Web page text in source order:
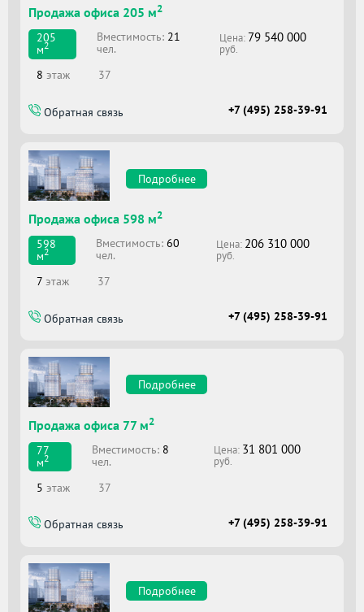
Продажа офиса 205 м2
205
м2
Вместимоcть: 21
чел.
Цена: 79 540 000
руб.
8 этаж 37
Обратная связь +7 (495) 258-39-91
Подробнее
Продажа офиса 598 м2
598
м2
Вместимоcть:60
чел.
Цена: 206 310 000
руб.
7 этаж 37
Обратная связь +7 (495) 258-39-91
Подробнее
Продажа офиса 77 м2
77
м2
Вместимоcть: 8
чел.
Цена: 31 801 000
руб.
5 этаж 37
Обратная связь +7 (495) 258-39-91
Подробнее